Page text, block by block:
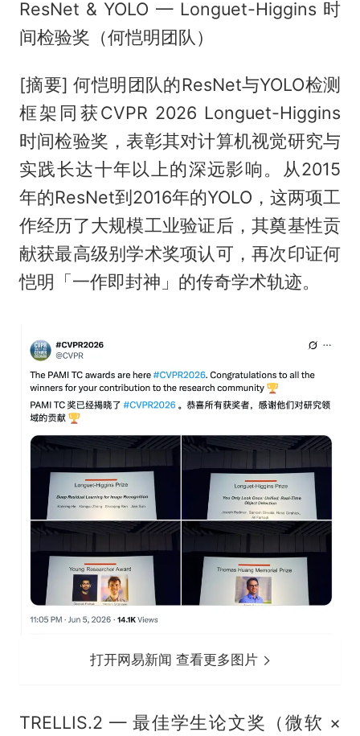
ResNet & YOLO — Longuet-Higgins 时
间检验奖（何恺明团队）
[摘要] 何恺明团队的ResNet与YOLO检测
框架同获CVPR 2026 Longuet-Higgins
时间检验奖，表彰其对计算机视觉研究与
实践长达十年以上的深远影响。从2015
年的ResNet到2016年的YOLO，这两项工
作经历了大规模工业验证后，其奠基性贡
献获最高级别学术奖项认可，再次印证何
恺明「一作即封神」的传奇学术轨迹。
打开网易新闻 查看更多图片
TRELLIS.2 — 最佳学生论文奖（微软 ×